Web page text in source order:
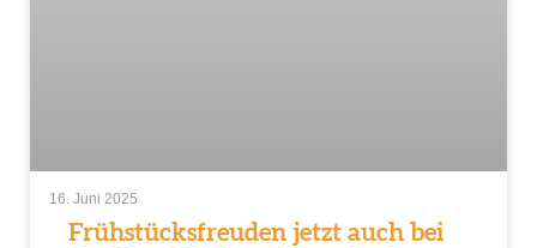
Frühstücksfreuden jetzt auch bei
16. Juni 2025